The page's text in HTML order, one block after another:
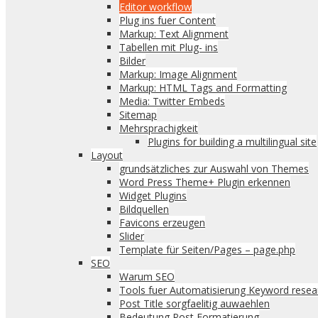
Editor workflow
Plug ins fuer Content
Markup: Text Alignment
Tabellen mit Plug- ins
Bilder
Markup: Image Alignment
Markup: HTML Tags and Formatting
Media: Twitter Embeds
Sitemap
Mehrsprachigkeit
Plugins for building a multilingual site
Layout
grundsätzliches zur Auswahl von Themes
Word Press Theme+ Plugin erkennen
Widget Plugins
Bildquellen
Favicons erzeugen
Slider
Template für Seiten/Pages – page.php
SEO
Warum SEO
Tools fuer Automatisierung Keyword
Post Title sorgfaelitig auwaehlen